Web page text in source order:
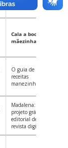
Cala a boca,
mãezinha!
O guia de
receitas
manezinhas
Madalena:
projeto gráfico e
editorial de
revista digital